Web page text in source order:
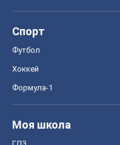
Спорт
Футбол
Хоккей
Формула-1
Моя школа